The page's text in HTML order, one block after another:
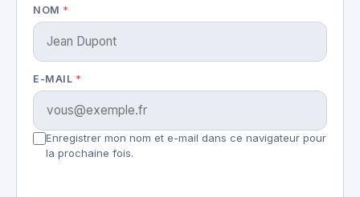
NOM *
E-MAIL *
Enregistrer mon nom et e-mail dans ce navigateur pour
la prochaine fois.